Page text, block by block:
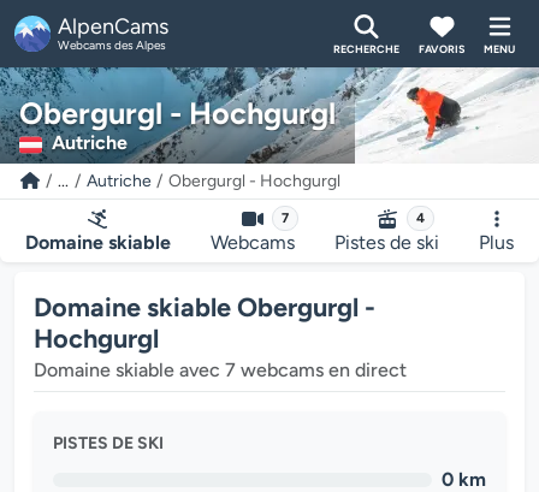
AlpenCams
Webcams des Alpes RECHERCHE FAVORIS MENU
Obergurgl - Hochgurgl
Autriche
... Autriche Obergurgl - Hochgurgl
Domaine skiable
7
Webcams
4
Pistes de ski Plus
Domaine skiable Obergurgl -
Hochgurgl
Domaine skiable avec 7 webcams en direct
PISTES DE SKI
0 km